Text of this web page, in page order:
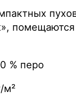
% перо
м²